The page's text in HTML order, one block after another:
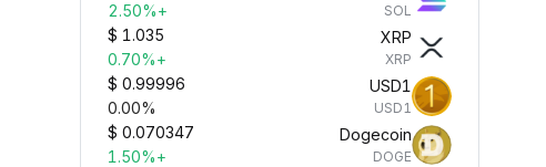
SOL
+2.50%
XRP
XRP
$ 1.035
+0.70%
USD1
USD1
$ 0.99996
0.00%
Dogecoin
DOGE
$ 0.070347
+1.50%